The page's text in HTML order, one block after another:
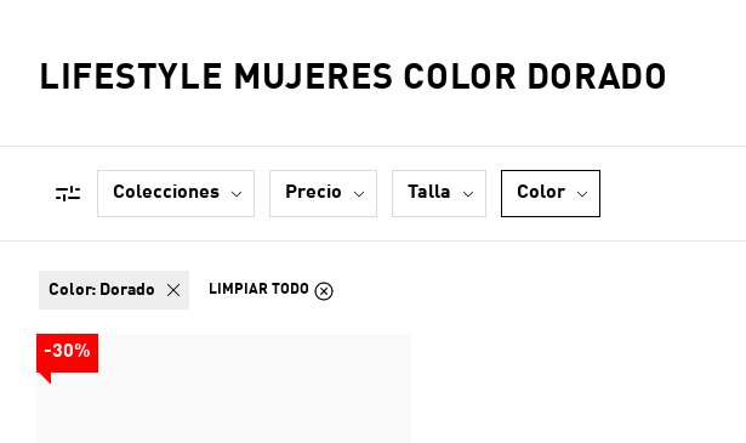
LIFESTYLE MUJERES COLOR DORADO
colecciones precio talla color
color: Dorado LIMPIAR TODO
-30%